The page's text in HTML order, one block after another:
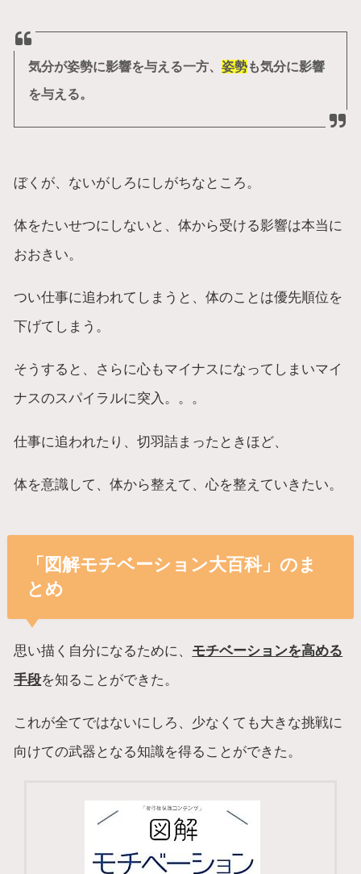
気分が姿勢に影響を与える一方、 姿勢も気分に影響
を与える。
ぼくが、ないがしろにしがちなところ。
体をたいせつにしないと、体から受ける影響は本当に
おおきい。
つい仕事に追われてしまうと、体のことは優先順位を
下げてしまう。
そうすると、さらに心もマイナスになってしまいマイ
ナスのスパイラルに突入。。。
仕事に追われたり、切羽詰まったときほど、
体を意識して、体から整えて、心を整えていきたい。
「図解モチベーション大百科」のま
とめ
思い描く自分になるために、 モチベーションを高める
手段を知ることができた。
これが全てではないにしろ、少なくても大きな挑戦に
向けての武器となる知識を得ることができた。